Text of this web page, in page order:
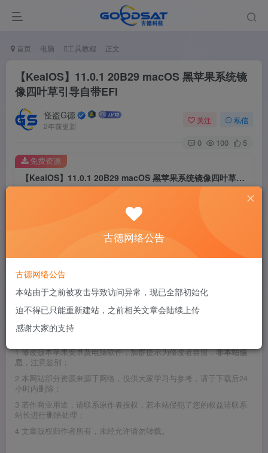
首页 电脑 工具教程 正文
【KealOS】11.0.1 20B29 macOS 黑苹果系统镜
像四叶草引导自带EFI
怪盗G德
2年前更新
关注 私信
0 100 5
【KealOS】11.0.1 20B29 macOS 黑苹果系统镜像四叶草引导自带EFI
登录查看
免费资源
这是从KealOS制作的11.0.1的黑苹果系统镜像中提取出来的
四叶草引导文件
1修改版本苹果安卓及电脑软件，加群提示为修改者自留，非本站信
息 ，注意鉴别；
2 本网站部分资源来源于网络，仅供大家学习与参考，请于下载后24
小时内删除；
3 若作商业用途，请联系原作者授权，若本站侵犯了您的权益请联系
站长进行删除处理；
4 文章版权归作者所有，未经允许请勿转载。
古德网络公告
古德网络公告
本站由于之前被攻击导致访问异常，现已全部初始化
迫不得已只能重新建站，之前相关文章会陆续上传
感谢大家的支持